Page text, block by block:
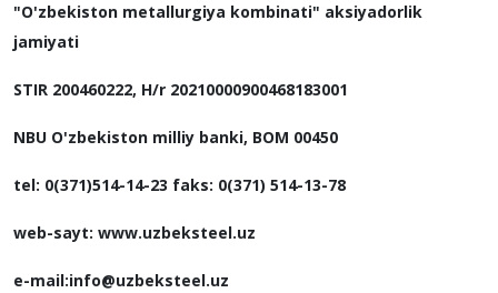
"O'zbekiston metallurgiya kombinati" aksiyadorlik
jamiyati
STIR 200460222, H/r 20210000900468183001
NBU O'zbekiston milliy banki, BOM 00450
tel: 0(371)514-14-23 faks: 0(371) 514-13-78
web-sayt: www.uzbeksteel.uz
e-mail:info@uzbeksteel.uz